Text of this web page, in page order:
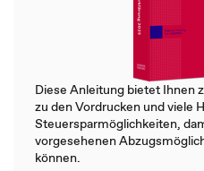
Diese Anleitung bietet Ihnen
zu den Vordrucken und viele
Steuersparmöglichkeiten,
vorgesehenen
können.